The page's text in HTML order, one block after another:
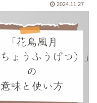
2024.11.27